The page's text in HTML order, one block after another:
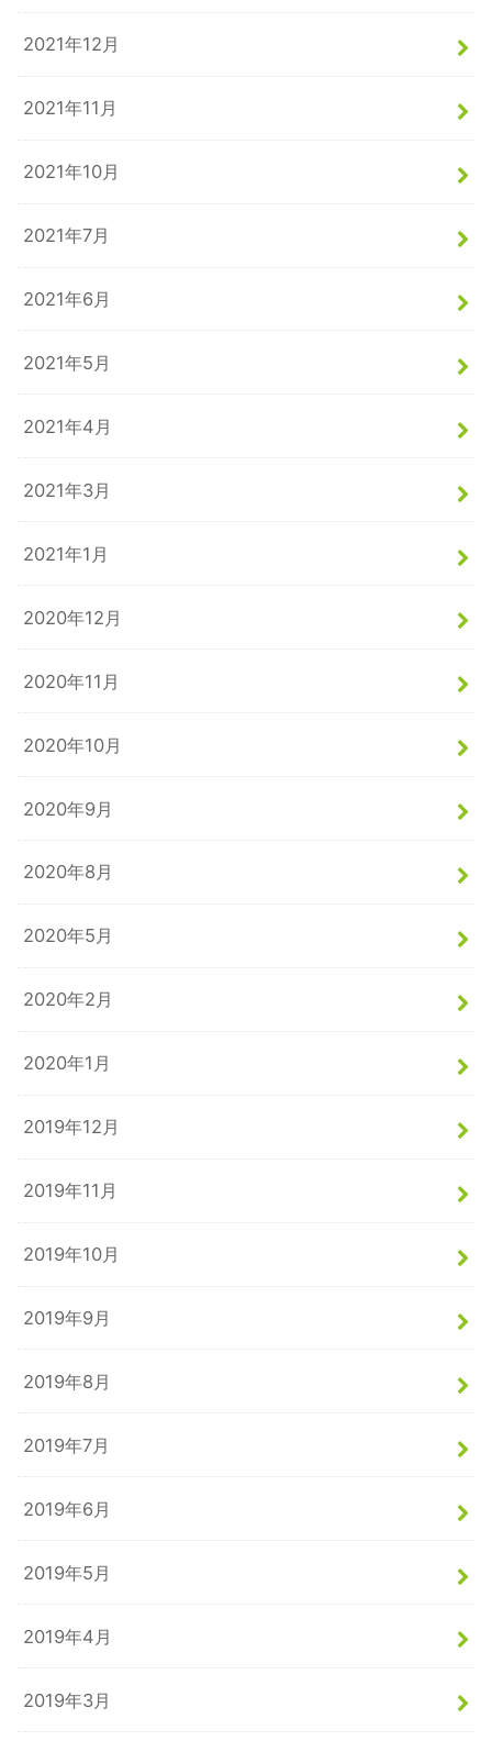
2021年12月
2021年11月
2021年10月
2021年7月
2021年6月
2021年5月
2021年4月
2021年3月
2021年1月
2020年12月
2020年11月
2020年10月
2020年9月
2020年8月
2020年5月
2020年2月
2020年1月
2019年12月
2019年11月
2019年10月
2019年9月
2019年8月
2019年7月
2019年6月
2019年5月
2019年4月
2019年3月